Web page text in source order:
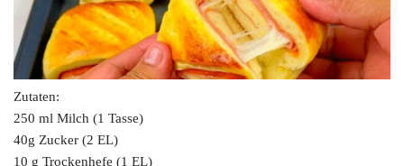
Zutaten:
250 ml Milch (1 Tasse)
40g Zucker (2 EL)
10 g Trockenhefe (1 EL)